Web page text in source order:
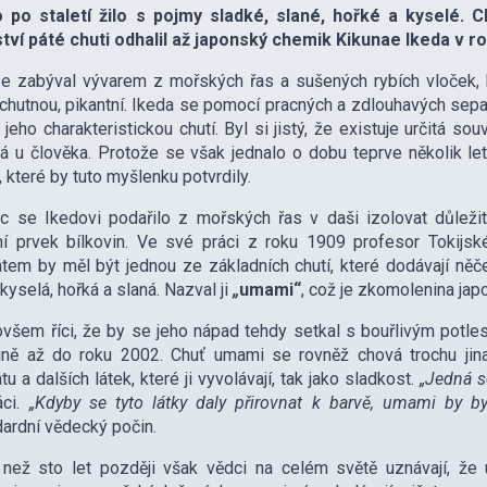
po staletí žilo s pojmy sladké, slané, hořké a kyselé.
páté chuti odhalil až japonský chemik Kikunae Ikeda v
zabýval vývarem z mořských řas a sušených rybích
pikantní. Ikeda se pomocí pracných a zdlouhavých
charakteristickou chutí. Byl si jistý, že existuje určitá
u člověka. Protože se však jednalo o dobu teprve několik
které by tuto myšlenku potvrdily.
se Ikedovi podařilo z mořských řas v daši izolovat
prvek bílkovin. Ve své práci z roku 1909 profesor
by měl být jednou ze základních chutí, které dodávají
hořká a slaná. Nazval ji„umami“, což je zkomolenina
říci, že by se jeho nápad tehdy setkal s bouřlivým
až do roku 2002. Chuť umami se rovněž chová trochu
a dalších látek, které ji vyvolávají, tak jako sladkost. „Jedná
„Kdyby se tyto látky daly přirovnat k barvě, umami by
vědecký počin.
sto let později však vědci na celém světě uznávají,